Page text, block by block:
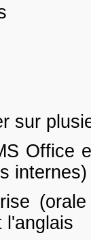
sur
Office
internes)
l'anglais